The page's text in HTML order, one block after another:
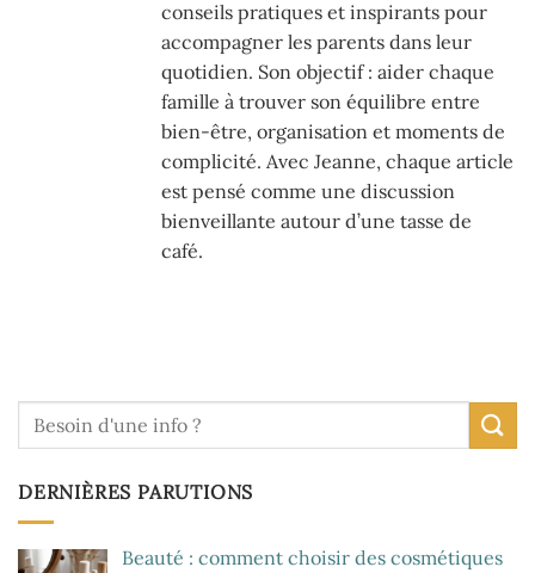
conseils pratiques et inspirants pour
accompagner les parents dans leur
quotidien. Son objectif : aider chaque
famille à trouver son équilibre entre
bien-être, organisation et moments de
complicité. Avec Jeanne, chaque article
est pensé comme une discussion
bienveillante autour d’une tasse de
café.
DERNIÈRES PARUTIONS
Beauté : comment choisir des cosmétiques